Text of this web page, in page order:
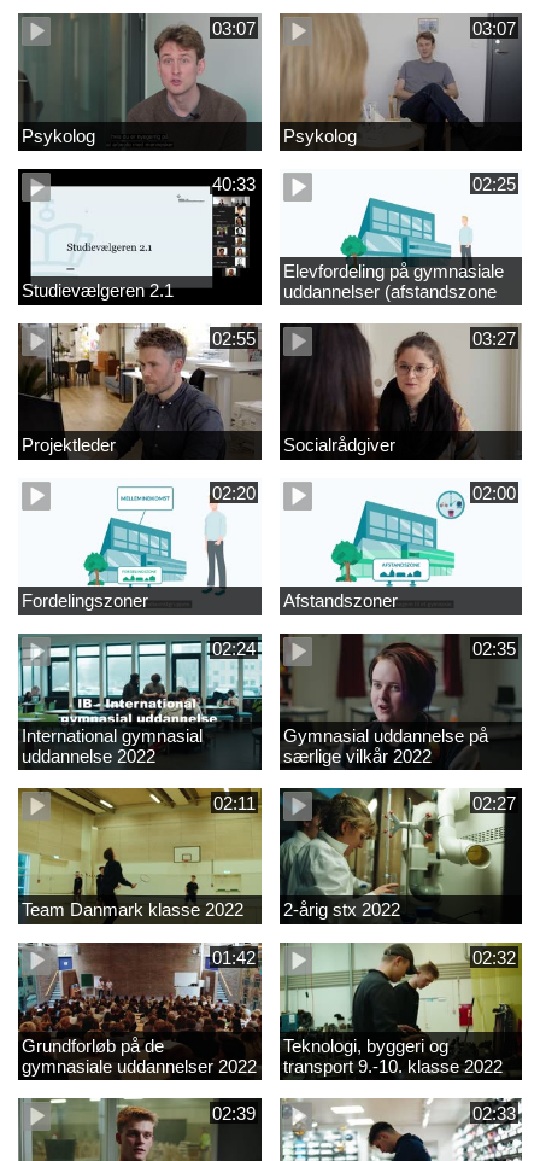
03:07
Psykolog
03:07
Psykolog
40:33
Studievælgeren 2.1
02:25
Elevfordeling på gymnasiale
uddannelser (afstandszone
redigeret)
02:55
Projektleder
03:27
Socialrådgiver
02:20
Fordelingszoner
02:00
Afstandszoner
02:24
International gymnasial
uddannelse 2022
02:35
Gymnasial uddannelse på
særlige vilkår 2022
02:11
Team Danmark klasse 2022
02:27
2-årig stx 2022
01:42
Grundforløb på de
gymnasiale uddannelser 2022
02:32
Teknologi, byggeri og
transport 9.-10. klasse 2022
02:39 02:33